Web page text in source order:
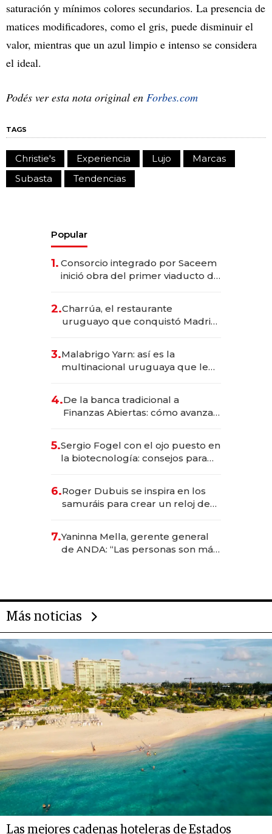
saturación y mínimos colores secundarios. La presencia de
matices modificadores, como el gris, puede disminuir el
valor, mientras que un azul limpio e intenso se considera
el ideal.
Podés ver esta nota original en Forbes.com
TAGS
Christie's Experiencia Lujo
Marcas
Subasta
Tendencias
Popular
1. Consorcio integrado por Saceem
inició obra del primer viaducto de
millones
2.Charrúa, el restaurante
uruguayo que conquistó Madrid:
anticipación y prepara apertura
3.Malabrigo Yarn: así es la
multinacional uruguaya que le
4.De la banca tradicional a
Finanzas Abiertas: cómo avanza
5.Sergio Fogel con el ojo puesto en
la biotecnología: consejos para
6.Roger Dubuis se inspira en los
samuráis para crear un reloj de
7.Yaninna Mella, gerente general
de ANDA: “Las personas son más
Más noticias
Las mejores cadenas hoteleras de Estados